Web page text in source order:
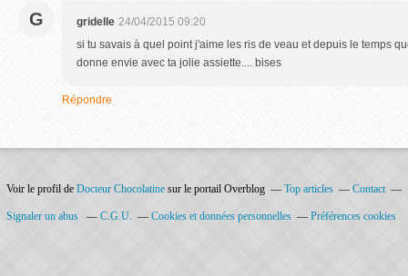
G gridelle 24/04/2015 09:20
si tu savais à quel point j'aime les ris de veau et depuis le temps
donne envie avec ta jolie assiette.... bises
Répondre
Voir le profil de Docteur Chocolatine sur le portail Overblog Top articles Contact
Signaler un abus C.G.U. Cookies et données personnelles Préférences cookies